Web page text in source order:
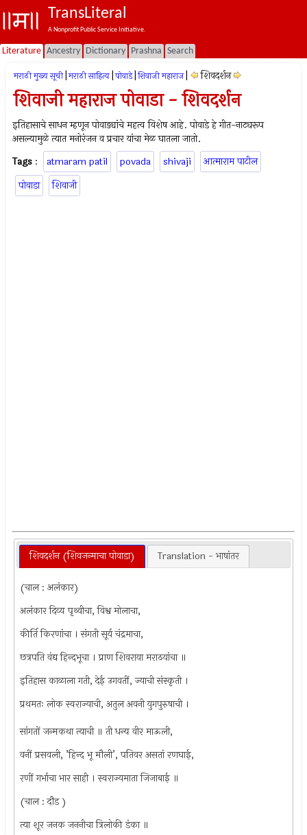
TransLiteral
A Nonprofit Public Service Initiative.
Literature Ancestry Dictionary Prashna Search
मराठी मुख्य सूची मराठी साहित्य पोवाडे शिवाजी महाराज शिवदर्शन
शिवाजी महाराज पोवाडा - शिवदर्शन
इतिहासाचे साधन म्हणून पोवाड्यांचे महत्व विशेष आहे. पोवाडे हे गीत-नाट्यरूप
असल्यामुळे त्यात मनोरंजन व प्रचार यांचा मेळ घातला जातो.
Tags : atmaram patil povada shivaji
आत्माराम पाटील
पोवाडा
शिवाजी
शिवदर्शन (शिवजन्माचा पोवाडा) Translation - भाषांतर
(चाल : अलंकार)
अलंकार दिव्य पृथ्वीचा, विश्व मोलाचा,
कीर्ति किरणांचा । संगती सूर्य चंद्रमाचा,
छत्रपति वंद्य हिन्दभूचा । प्राण शिवराया मराठयांचा ॥
इतिहास काळाला गती, देई उगवतीं, ज्याची संस्कृती ।
प्रथमतः लोक स्वराज्याची, अतुल अवनी युगपुरुषाची ।
सांगतों जन्मकथा त्याची ॥ ती धन्य वीर माऊली,
वनीं प्रसवली, ’हिन्द भू मौली’, पतिवर असतां रणघाई,
रणीं गर्भाचा भार साही । स्वराज्यमाता जिजाबाई ॥
(चाल : दौड )
त्या शूर जनक जननीचा त्रिलोकी डंका ॥